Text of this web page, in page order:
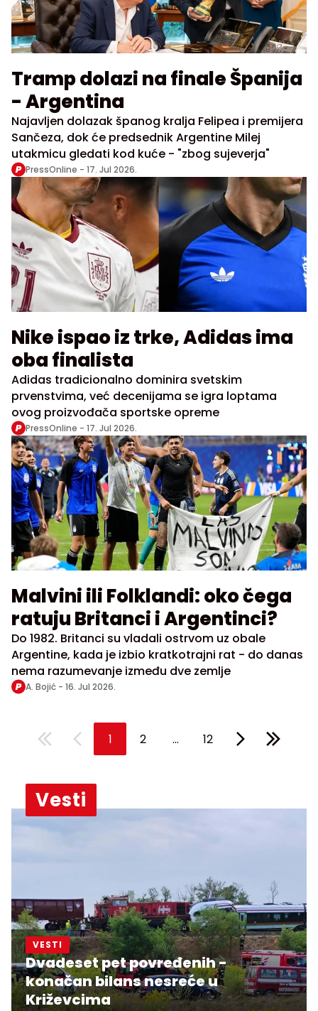
Tramp dolazi na finale Španija
- Argentina
Najavljen dolazak španog kralja Felipea i premijera
Sančeza, dok će predsednik Argentine Milej
utakmicu gledati kod kuće - "zbog sujeverja"
PressOnline - 17. Jul 2026.
Nike ispao iz trke, Adidas ima
oba finalista
Adidas tradicionalno dominira svetskim
prvenstvima, već decenijama se igra loptama
ovog proizvođača sportske opreme
PressOnline - 17. Jul 2026.
Malvini ili Folklandi: oko čega
ratuju Britanci i Argentinci?
Do 1982. Britanci su vladali ostrvom uz obale
Argentine, kada je izbio kratkotrajni rat - do danas
nema razumevanje između dve zemlje
A. Bojić - 16. Jul 2026.
1 2 ... 12
Vesti
VESTI
Dvadeset pet povređenih -
konačan bilans nesreće u
Križevcima